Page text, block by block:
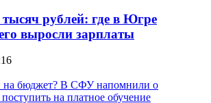
рублей: где в Югре
выросли зарплаты